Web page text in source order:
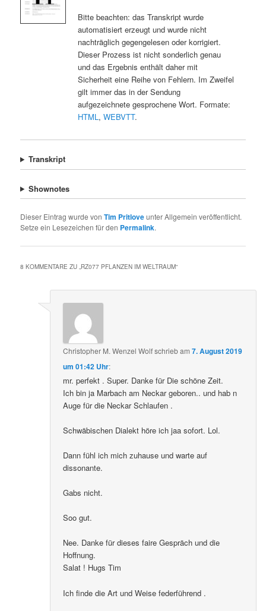
Bitte beachten: das Transkript wurde
automatisiert erzeugt und wurde nicht
nachträglich gegengelesen oder korrigiert.
Dieser Prozess ist nicht sonderlich genau
und das Ergebnis enthält daher mit
Sicherheit eine Reihe von Fehlern. Im Zweifel
gilt immer das in der Sendung
aufgezeichnete gesprochene Wort. Formate:
HTML, WEBVTT.
Transkript
Shownotes
Dieser Eintrag wurde vonTim Pritloveunter Allgemein veröffentlicht.
Setze ein Lesezeichen für den Permalink.
8 KOMMENTARE ZU „ RZ077 PFLANZEN IM WELTRAUM“
Christopher M. Wenzel Wolfschriebam7. August 2019
um 01:42 Uhr:
mr. perfekt . Super. Danke für Die schöne Zeit.
Ich bin ja Marbach am Neckar geboren.. und hab n
Auge für die Neckar Schlaufen .
Schwäbischen Dialekt höre ich jaa sofort. Lol.
Dann fühl ich mich zuhause und warte auf
dissonante.
Gabs nicht.
Soo gut.
Nee. Danke für dieses faire Gespräch und die
Hoffnung.
Salat ! Hugs Tim
Ich finde die Art und Weise federführend .